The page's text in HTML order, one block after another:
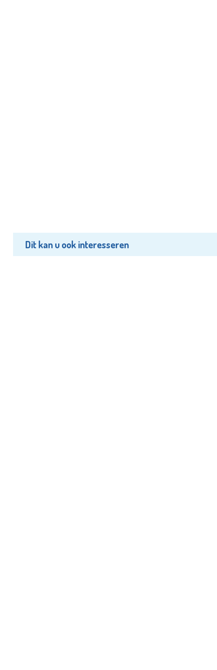
Dit kan u ook interesseren